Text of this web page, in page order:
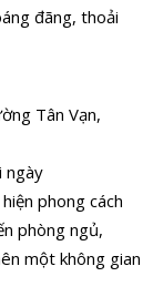
đãng, thoải
Tân Vạn,
ngày
phong cách
phòng ngủ,
một không gian